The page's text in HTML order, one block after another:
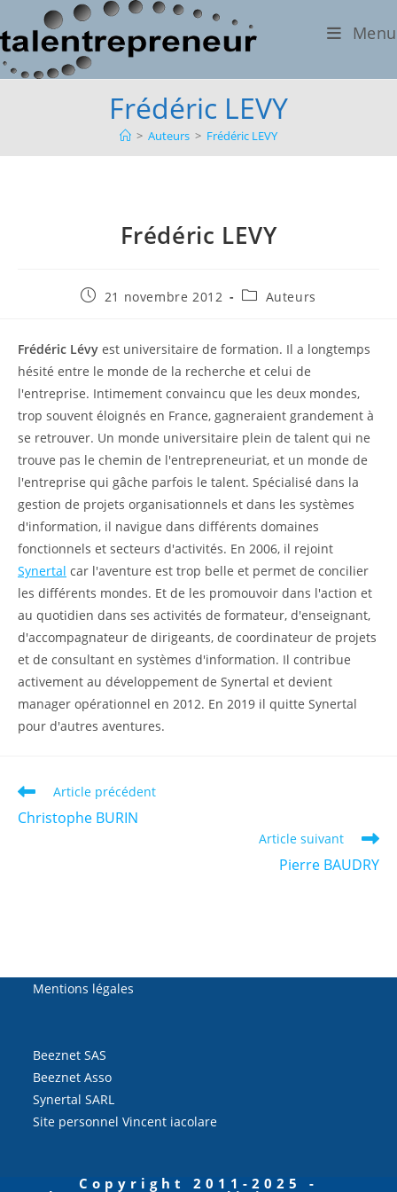
to
content
Menu
Frédéric LEVY
> Auteurs > Frédéric LEVY
Frédéric LEVY
Publication
21 novembre 2012
PostAuteurs
Frédéric Lévy est universitaire de formation. Il a longtemps
hésité entre le monde de la recherche et celui de
l'entreprise. Intimement convaincu que les deux mondes,
trop souvent éloignés en France, gagneraient grandement à
se retrouver. Un monde universitaire plein de talent qui ne
trouve pas le chemin de l'entrepreneuriat, et un monde de
l'entreprise qui gâche parfois le talent. Spécialisé dans la
gestion de projets organisationnels et dans les systèmes
d'information, il navigue dans différents domaines
fonctionnels et secteurs d'activités. En 2006, il rejoint
Synertal car l'aventure est trop belle et permet de concilier
les différents mondes. Et de les promouvoir dans l'action et
au quotidien dans ses activités de formateur, d'enseignant,
d'accompagnateur de dirigeants, de coordinateur de projets
et de consultant en systèmes d'information. Il contribue
activement au développement de Synertal et devient
manager opérationnel en 2012. En 2019 il quitte Synertal
pour d'autres aventures.
Read
more
articles
Article précédent
Christophe BURIN
Article suivant
Pierre BAUDRY
Mentions légales
Beeznet SAS
Beeznet Asso
Synertal SARL
Site personnel Vincent iacolare
Copyright 2011-2025 -